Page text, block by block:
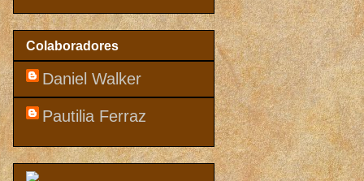
Colaboradores
Daniel Walker
Pautilia Ferraz